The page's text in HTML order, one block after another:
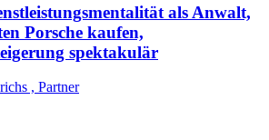
als Anwalt,
Porsche kaufen,
spektakulär
, Partner